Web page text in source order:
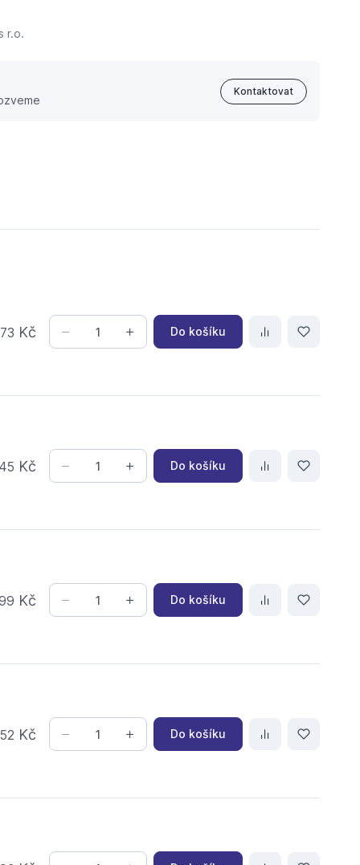
r.o.
Kontaktovat
73 Kč Do košíku
45 Kč Do košíku
Kč Do košíku
52 Kč Do košíku